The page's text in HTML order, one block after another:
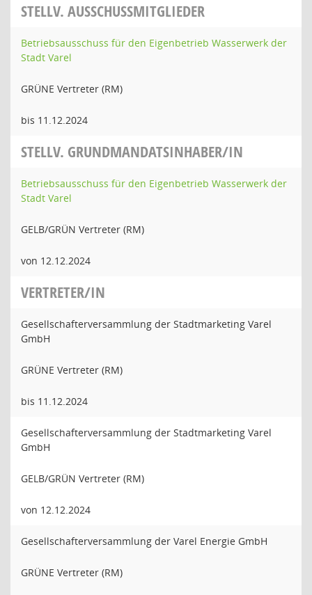
STELLV. AUSSCHUSSMITGLIEDER
Betriebsausschuss für den Eigenbetrieb Wasserwerk der
Stadt Varel
GRÜNE Vertreter (RM)
bis 11.12.2024
STELLV. GRUNDMANDATSINHABER/IN
Betriebsausschuss für den Eigenbetrieb Wasserwerk der
Stadt Varel
GELB/GRÜN Vertreter (RM)
von 12.12.2024
VERTRETER/IN
Gesellschafterversammlung der Stadtmarketing Varel
GmbH
GRÜNE Vertreter (RM)
bis 11.12.2024
Gesellschafterversammlung der Stadtmarketing Varel
GmbH
GELB/GRÜN Vertreter (RM)
von 12.12.2024
Gesellschafterversammlung der Varel Energie GmbH
GRÜNE Vertreter (RM)